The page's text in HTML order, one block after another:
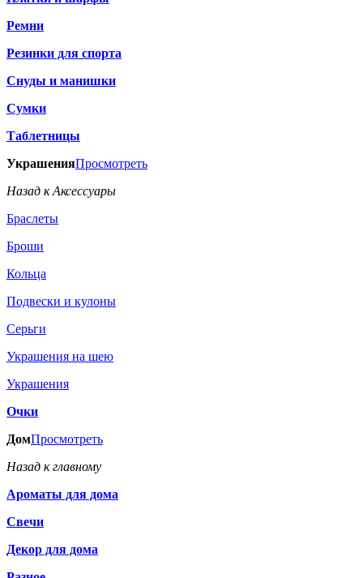
Ремни
Резинки для спорта
Снуды и манишки
Сумки
Таблетницы
УкрашенияПросмотреть
Назад к Аксессуары
Браслеты
Броши
Кольца
Подвески и кулоны
Серьги
Украшения на шею
Украшения
Очки
ДомПросмотреть
Назад к главному
Ароматы для дома
Свечи
Декор для дома